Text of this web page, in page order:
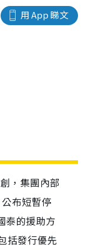
用 App 睇文
，集團內部
布短暫停
泰的援助方
括發行優先